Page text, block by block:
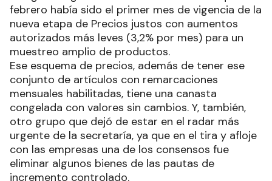
febrero había sido el primer mes de vigencia de la
nueva etapa de Precios justos con aumentos
autorizados más leves (3,2% por mes) para un
muestreo amplio de productos.
Ese esquema de precios, además de tener ese
conjunto de artículos con remarcaciones
mensuales habilitadas, tiene una canasta
congelada con valores sin cambios. Y, también,
otro grupo que dejó de estar en el radar más
urgente de la secretaría, ya que en el tira y afloje
con las empresas una de los consensos fue
eliminar algunos bienes de las pautas de
incremento controlado.